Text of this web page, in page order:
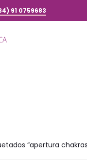
91 0759683
“apertura